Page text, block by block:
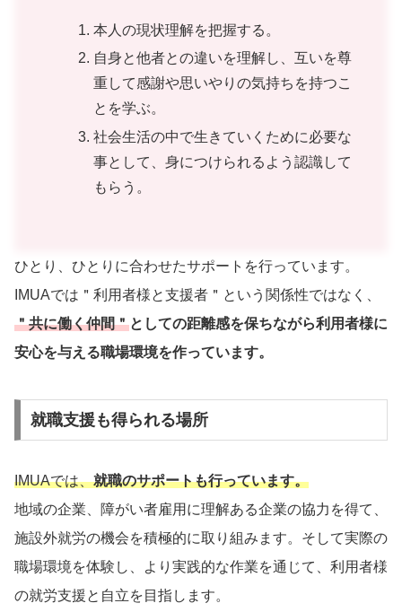
本人の現状理解を把握する。
自身と他者との違いを理解し、互いを尊
重して感謝や思いやりの気持ちを持つこ
とを学ぶ。
社会生活の中で生きていくために必要な
事として、身につけられるよう認識して
もらう。
ひとり、ひとりに合わせたサポートを行っています。
IMUAでは＂利用者様と支援者＂という関係性ではなく、
＂共に働く仲間＂としての距離感を保ちながら利用者様に
安心を与える職場環境を作っています。
就職支援も得られる場所
IMUAでは、就職のサポートも行っています。
地域の企業、障がい者雇用に理解ある企業の協力を得て、
施設外就労の機会を積極的に取り組みます。そして実際の
職場環境を体験し、より実践的な作業を通じて、利用者様
の就労支援と自立を目指します。